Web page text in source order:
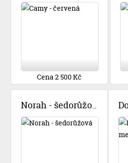
Cena 2 500 Kč
Norah - šedorůžová